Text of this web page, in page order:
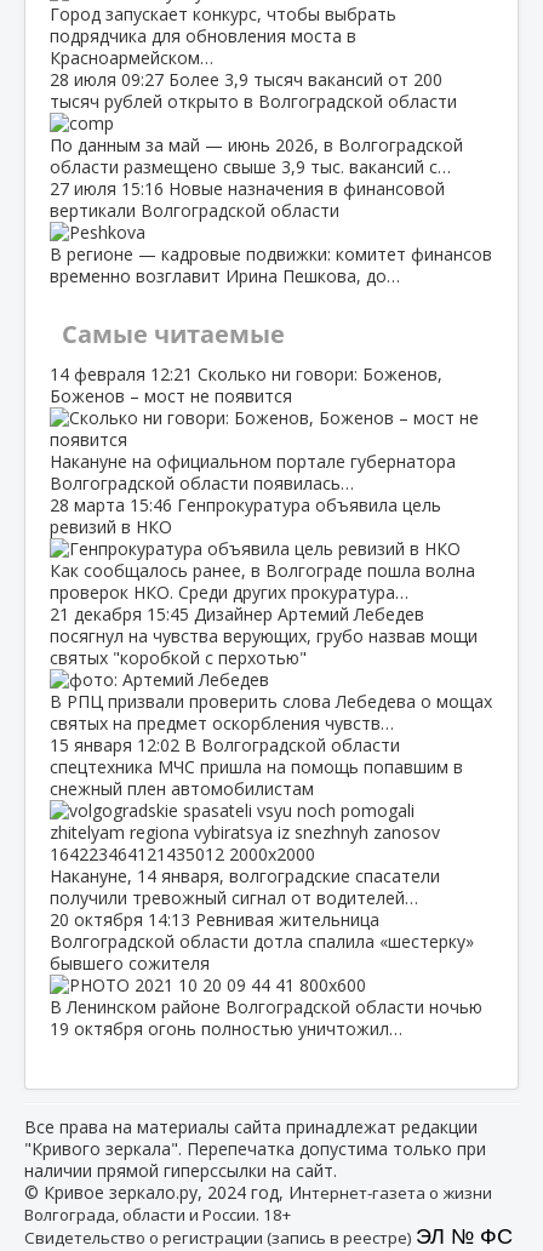
Город запускает конкурс, чтобы выбрать
подрядчика для обновления моста в
Красноармейском…
28 июля 09:27 Более 3,9 тысяч вакансий от 200
тысяч рублей открыто в Волгоградской области
По данным за май — июнь 2026, в Волгоградской
области размещено свыше 3,9 тыс. вакансий с…
27 июля 15:16 Новые назначения в финансовой
вертикали Волгоградской области
В регионе — кадровые подвижки: комитет финансов
временно возглавит Ирина Пешкова, до…
Самые читаемые
14 февраля 12:21 Сколько ни говори: Боженов,
Боженов – мост не появится
Накануне на официальном портале губернатора
Волгоградской области появилась…
28 марта 15:46 Генпрокуратура объявила цель
ревизий в НКО
Как сообщалось ранее, в Волгограде пошла волна
проверок НКО. Среди других прокуратура…
21 декабря 15:45 Дизайнер Артемий Лебедев
посягнул на чувства верующих, грубо назвав мощи
святых "коробкой с перхотью"
В РПЦ призвали проверить слова Лебедева о мощах
святых на предмет оскорбления чувств…
15 января 12:02 В Волгоградской области
спецтехника МЧС пришла на помощь попавшим в
снежный плен автомобилистам
Накануне, 14 января, волгоградские спасатели
получили тревожный сигнал от водителей…
20 октября 14:13 Ревнивая жительница
Волгоградской области дотла спалила «шестерку»
бывшего сожителя
В Ленинском районе Волгоградской области ночью
19 октября огонь полностью уничтожил…
Все права на материалы сайта принадлежат редакции
"Кривого зеркала". Перепечатка допустима только при
наличии прямой гиперссылки на сайт.
© Кривое зеркало.ру, 2024 год, Интернет-газета о жизни
Волгограда, области и России. 18+
Свидетельство о регистрации (запись в реестре) ЭЛ № ФС